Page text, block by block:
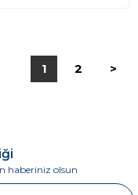
1 2 >
haberiniz olsun